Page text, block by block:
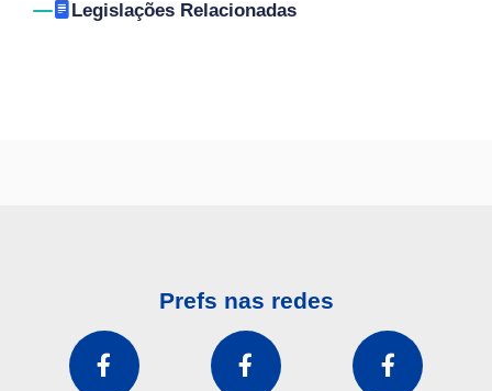
Legislações Relacionadas
Prefs nas redes